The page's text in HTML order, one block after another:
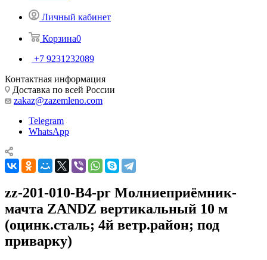
Личный кабинет
Корзина0
+7 9231232089
Контактная информация
Доставка по всей России
zakaz@zazemleno.com
Telegram
WhatsApp
zz-201-010-В4-pr Молниеприёмник-
мачта ZANDZ вертикальный 10 м
(оцинк.сталь; 4й ветр.район; под
приварку)